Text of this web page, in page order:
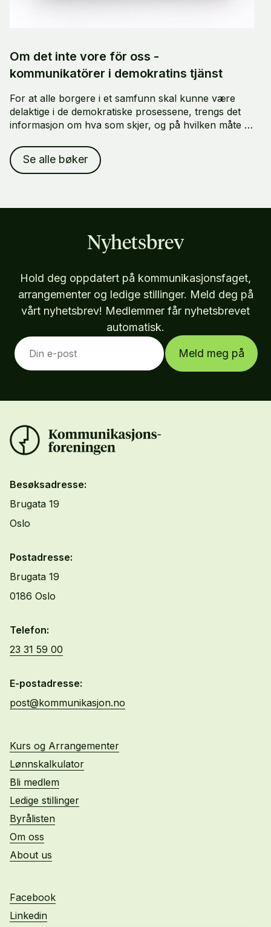
Om det inte vore för oss -
kommunikatörer i demokratins tjänst
For at alle borgere i et samfunn skal kunne være
delaktige i de demokratiske prosessene, trengs det
informasjon om hva som skjer, og på hvilken måte vi
gir oss denne informasjonen, og hvordan?
Se alle bøker
Nyhetsbrev
Hold deg oppdatert på kommunikasjonsfaget,
arrangementer og ledige stillinger. Meld deg på
vårt nyhetsbrev! Medlemmer får nyhetsbrevet
automatisk.
Meld meg på
Besøksadresse:
Brugata 19
Oslo
Postadresse:
Brugata 19
0186 Oslo
Telefon:
23 31 59 00
E-postadresse:
post@kommunikasjon.no
Kurs og Arrangementer
Lønnskalkulator
Bli medlem
Ledige stillinger
Byrålisten
Om oss
About us
Facebook
Linkedin